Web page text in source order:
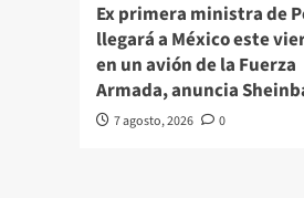
Ex primera ministra de
llegará a México este
en un avión de la Fuerza
Armada, anuncia
7 agosto, 2026 0